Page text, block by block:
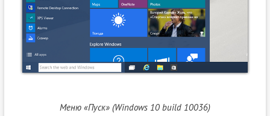
Меню «Пуск» (Windows 10 build 10036)